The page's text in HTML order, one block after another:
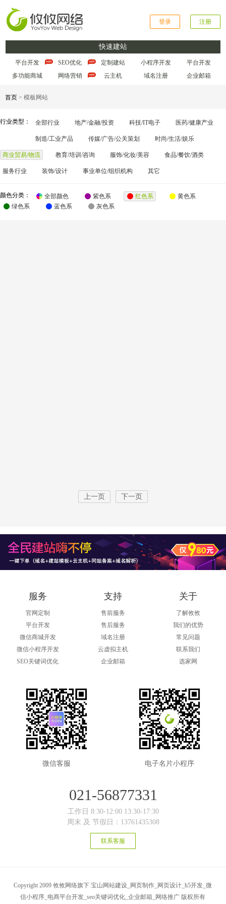
登录 注册
快速建站
平台开发 SEO优化 定制建站 小程序开发
平台开发
多功能商城
网络营销 云主机 域名注册 企业邮箱
首页 > 模板网站
行业类型： 全部行业 地产/金融/投资 科技/IT电子 医药/健康产业
制造/工业产品 传媒/广告/公关策划 时尚/生活/娱乐
商业贸易/物流 教育/培训/咨询 服饰/化妆/美容 食品/餐饮/酒类
服务行业 装饰/设计 事业单位/组织机构 其它
颜色分类： 全部颜色 紫色系 红色系
黄色系
绿色系
蓝色系 灰色系
上一页 下一页
服务
官网定制
平台开发
微信商城开发
微信小程序开发
SEO关键词优化
支持
售前服务
售后服务
域名注册
云虚拟主机
企业邮箱
关于
了解攸攸
我们的优势
常见问题
联系我们
选家网
微信客服 电子名片小程序
021-56877331
工作日 8:30-12:00 13:30-17:30
周末 及 节假日：13761435308
联系客服
Copyright 2009 攸攸网络旗下 宝山网站建设_网页制作_网页设计_h5开发_微
信小程序_电商平台开发_seo关键词优化_企业邮箱_网络推广 版权所有